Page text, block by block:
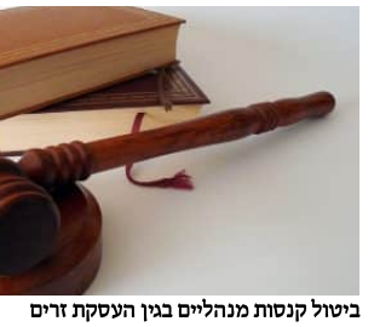
ביטול קנסות מנהליים בגין העסקת זרים